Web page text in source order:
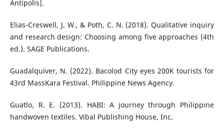
Antipolis].
Elias‐Creswell, J. W., & Poth, C. N. (2018). Qualitative inquiry
and research design: Choosing among five approaches (4th
ed.). SAGE Publications.
Guadalquiver, N. (2022). Bacolod City eyes 200K tourists for
43rd MassKara Festival. Philippine News Agency.
Guatlo, R. E. (2013). HABI: A journey through Philippine
handwoven textiles. Vibal Publishing House, Inc.